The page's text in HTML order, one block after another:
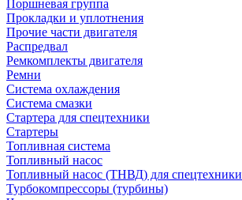
Поршневая группа
Прокладки и уплотнения
Прочие части двигателя
Распредвал
Ремкомплекты двигателя
Ремни
Система охлаждения
Система смазки
Стартера для спецтехники
Стартеры
Топливная система
Топливный насос
Топливный насос (ТНВД) для спецтехники
Турбокомпрессоры (турбины)